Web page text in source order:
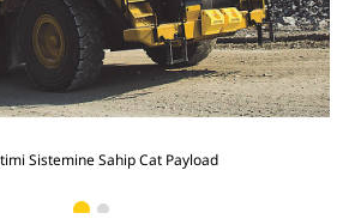
Sistemine Sahip Cat Payload